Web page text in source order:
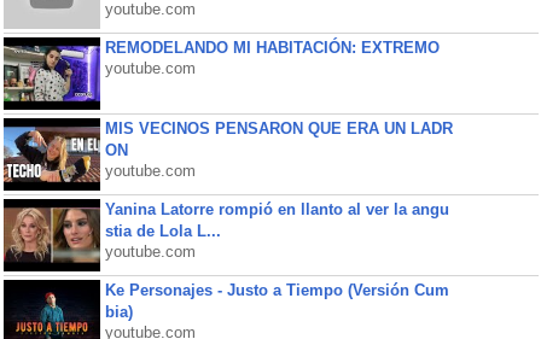
youtube.com
REMODELANDO MI HABITACIÓN: EXTREMO
youtube.com
MIS VECINOS PENSARON QUE ERA UN LADR
ON
youtube.com
Yanina Latorre rompió en llanto al ver la angu
stia de Lola L...
youtube.com
Ke Personajes - Justo a Tiempo (Versión Cum
bia)
youtube.com